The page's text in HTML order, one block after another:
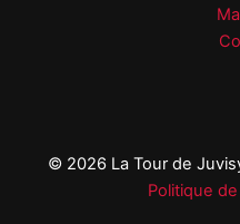
© 2026 La Tour de
Politique